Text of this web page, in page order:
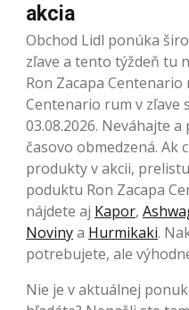
akcia
Obchod Lidl ponúka
zľave a tento týždeň tu
Ron Zacapa
Centenario rum v zľave
03.08.2026. Neváhajte
časovo obmedzená. Ak
produkty v akcii,
poduktu Ron Zacapa
nájdete aj Kapor,
Novinya Hurmikaki.
potrebujete, ale
Nie je v aktuálnej